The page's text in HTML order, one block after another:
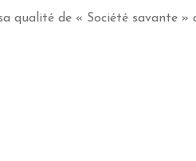
qualité de « Société savante »